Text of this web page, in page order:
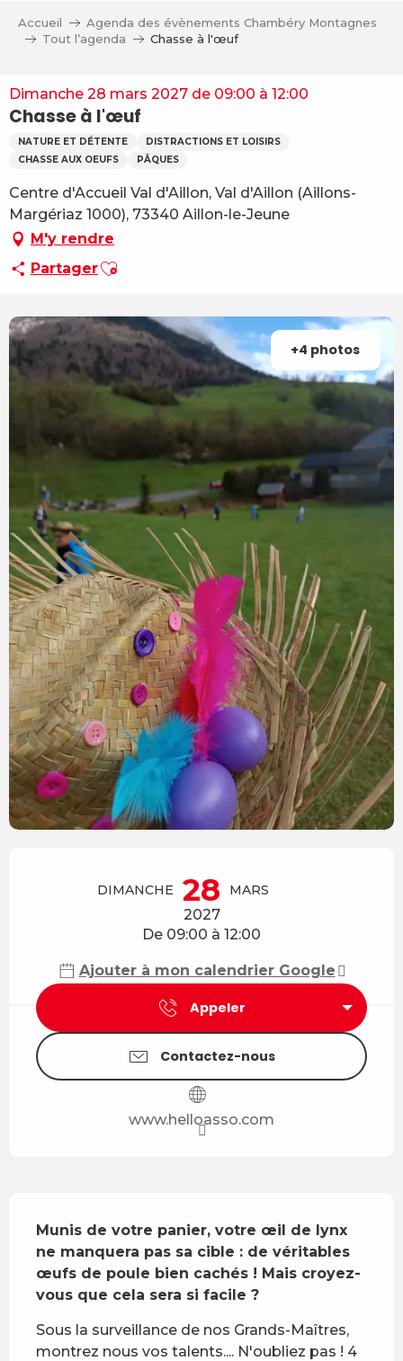
Accueil
Agenda des évènements Chambéry Montagnes
Tout l’agenda
Chasse à l'œuf
Dimanche 28 mars 2027 de 09:00 à 12:00
Chasse à l'œuf
NATURE ET DÉTENTE
DISTRACTIONS ET LOISIRS
CHASSE AUX OEUFS
PÂQUES
Centre d'Accueil Val d'Aillon, Val d'Aillon (Aillons-
Margériaz 1000), 73340 Aillon-le-Jeune
M'y rendre
PartagerAjouter aux favoris
+4 photos
DIMANCHE 28 MARS
2027
De 09:00 à 12:00
Ajouter à mon calendrier Google
Appeler
Contactez-nous
www.helloasso.com
Munis de votre panier, votre œil de lynx
ne manquera pas sa cible : de véritables
œufs de poule bien cachés ! Mais croyez-
vous que cela sera si facile ?
Sous la surveillance de nos Grands-Maîtres,
montrez nous vos talents.... N'oubliez pas ! 4